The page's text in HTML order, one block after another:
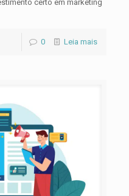
certo em marketing
0 Leia mais